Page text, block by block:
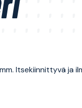
Itsekiinnittyvä ja